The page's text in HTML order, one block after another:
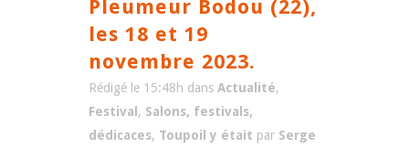
Pleumeur Bodou (22),
les 18 et 19
novembre 2023.
Rédigé le 15:48h dans Actualité,
Festival , Salons, festivals,
dédicaces, Toupoil y était par Serge